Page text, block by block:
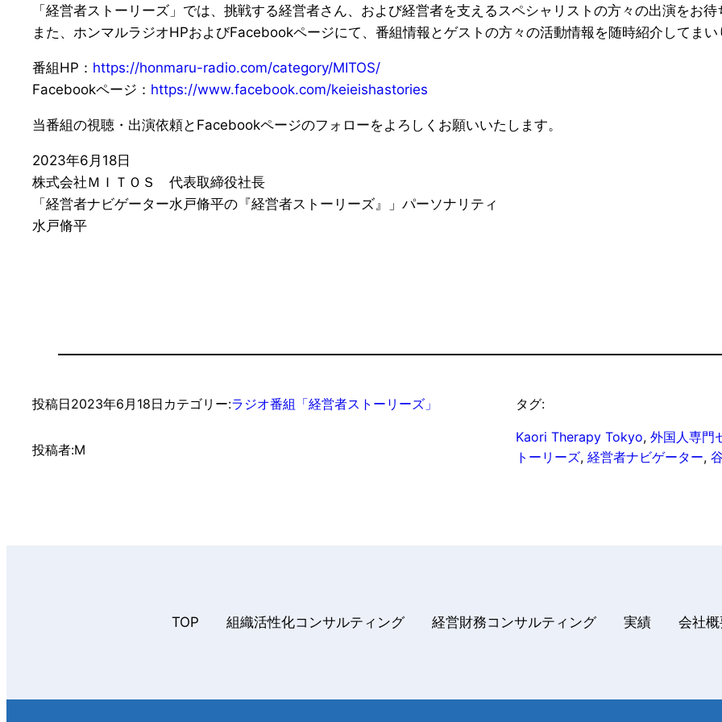
「経営者ストーリーズ」では、挑戦する経営者さん、および経営者を支えるスペシャリストの方々の出演をお待
また、ホンマルラジオHPおよびFacebookページにて、番組情報とゲストの方々の活動情報を随時紹介してまい
番組HP： https://honmaru-radio.com/category/MITOS/
Facebookページ： https://www.facebook.com/keieishastories
当番組の視聴・出演依頼とFacebookページのフォローをよろしくお願いいたします。
2023年6月18日
株式会社ＭＩＴＯＳ 代表取締役社長
「経営者ナビゲーター水戸脩平の『経営者ストーリーズ』」パーソナリティ
水戸脩平
投稿日2023年6月18日 カテゴリー:ラジオ番組「経営者ストーリーズ」
投稿者:M
タグ:
Kaori Therapy Tokyo, 外国人専門
トーリーズ, 経営者ナビゲーター,
TOP 組織活性化コンサルティング 経営財務コンサルティング 実績 会社